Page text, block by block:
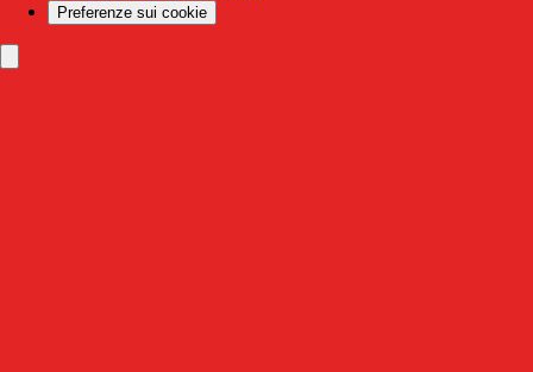
Preferenze sui cookie